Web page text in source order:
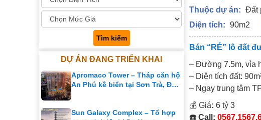
Thuộc dự án: Đất
Diện tích: 90m2
Bán “RẺ” lô đất
– Đường 7.5m, vỉa
– Diện tích đất:
– Ngay trung tâm
💰 Giá: 6 tỷ 3
☎️ Call:
Tìm kiếm
DỰ ÁN ĐANG TRIỂN KHAI
Apromaco Tower – Tháp căn hộ
An Phú kề biển tại Sơn Trà, Đà
Sun Galaxy Complex – Tổ hợp